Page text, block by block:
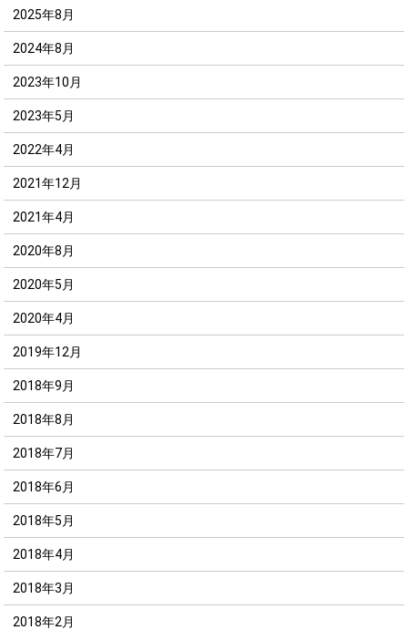
2025年8月
2024年8月
2023年10月
2023年5月
2022年4月
2021年12月
2021年4月
2020年8月
2020年5月
2020年4月
2019年12月
2018年9月
2018年8月
2018年7月
2018年6月
2018年5月
2018年4月
2018年3月
2018年2月